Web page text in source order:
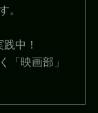
。
中！
「映画部」